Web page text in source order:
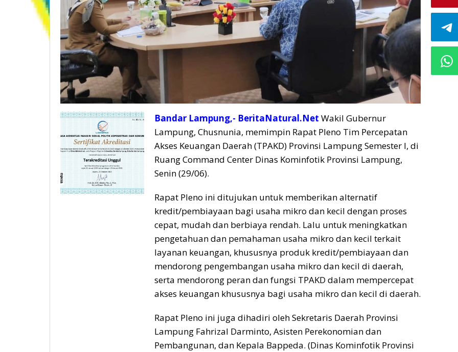
Bandar Lampung,- BeritaNatural.Net Wakil Gubernur
Lampung, Chusnunia, memimpin Rapat Pleno Tim Percepatan
Akses Keuangan Daerah (TPAKD) Provinsi Lampung Semester I, di
Ruang Command Center Dinas Kominfotik Provinsi Lampung,
Senin (29/06).
Rapat Pleno ini ditujukan untuk memberikan alternatif
kredit/pembiayaan bagi usaha mikro dan kecil dengan proses
cepat, mudah dan berbiaya rendah. Lalu untuk meningkatkan
pengetahuan dan pemahaman usaha mikro dan kecil terkait
layanan keuangan, khususnya produk kredit/pembiayaan dan
mendorong pengembangan usaha mikro dan kecil di daerah,
serta mendorong peran dan fungsi TPAKD dalam mempercepat
akses keuangan khususnya bagi usaha mikro dan kecil di daerah.
Rapat Pleno ini juga dihadiri oleh Sekretaris Daerah Provinsi
Lampung Fahrizal Darminto, Asisten Perekonomian dan
Pembangunan, dan Kepala Bappeda. (Dinas Kominfotik Provinsi